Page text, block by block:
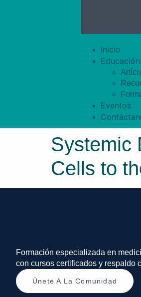
Inicio
Educación
Eventos
Systemic
Cells to
Formación especializada en
con cursos certificados y respaldo
Únete A La Comunidad